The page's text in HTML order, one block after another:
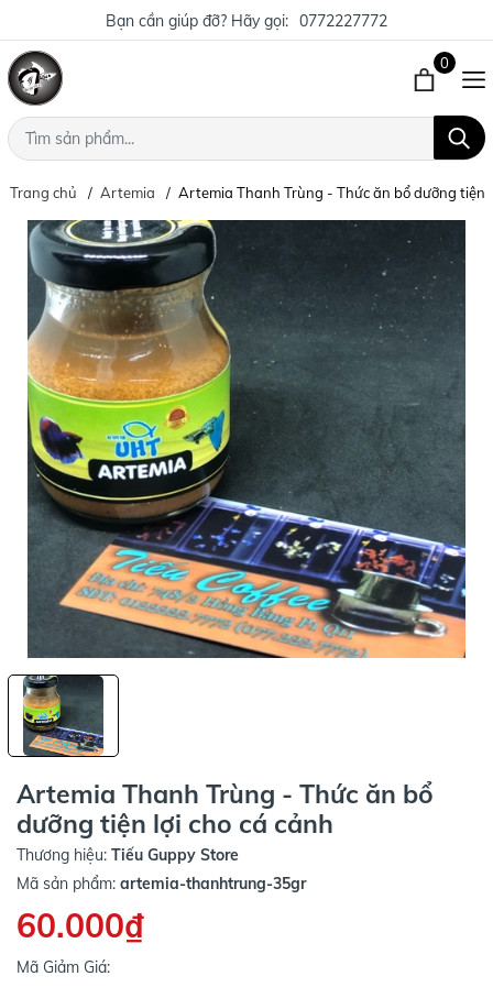
Bạn cần giúp đỡ? Hãy gọi: 0772227772
0
Trang chủ Artemia Artemia Thanh Trùng - Thức ăn bổ dưỡng tiện
Artemia Thanh Trùng - Thức ăn bổ
dưỡng tiện lợi cho cá cảnh
Thương hiệu: Tiếu Guppy Store
Mã sản phẩm: artemia-thanhtrung-35gr
60.000₫
Mã Giảm Giá: